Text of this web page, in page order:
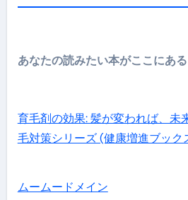
あなたの読みたい本がここにある
育毛剤の効果: 髪が変われば、未
毛対策シリーズ (健康増進ブック
ムームードメイン